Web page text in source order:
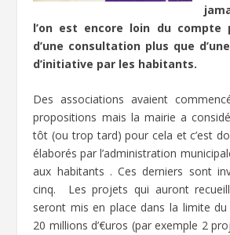
l’on est encore loin du compte
d’une consultation plus que
d’initiative par les habitants.
Des associations avaient
propositions mais la mairie a
tôt (ou trop tard) pour cela et c’est
élaborés par l’administration
aux habitants . Ces derniers sont
cinq. Les projets qui auront
seront mis en place dans la limite
20 millions d’€uros (par exemple 2